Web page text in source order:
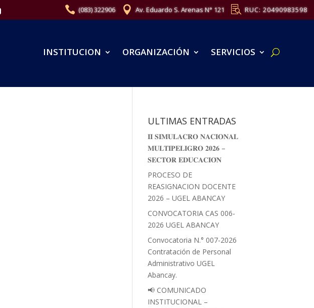
(083) 322906 Av. Eduardo S. Arenas N° 121 RUC: 20490983598
INSTITUCION ORGANIZACIÓN SERVICIOS
ULTIMAS ENTRADAS
𝐈𝐈 𝐒𝐈𝐌𝐔𝐋𝐀𝐂𝐑𝐎 𝐍𝐀𝐂𝐈𝐎𝐍𝐀𝐋
𝐌𝐔𝐋𝐓𝐈𝐏𝐄𝐋𝐈𝐆𝐑𝐎 𝟐𝟎𝟐𝟔 –
𝐒𝐄𝐂𝐓𝐎𝐑 𝐄𝐃𝐔𝐂𝐀𝐂𝐈𝐎́𝐍
PROCESO DE
REASIGNACION DOCENTE
2026 – UGEL ABANCAY
CONVOCATORIA CAS 006-
2026 UGEL ABANCAY
Convocatoria N.° 007-2026
Contratación de Personal
Administrativo UGEL
Abancay.
📢 COMUNICADO
INSTITUCIONAL –